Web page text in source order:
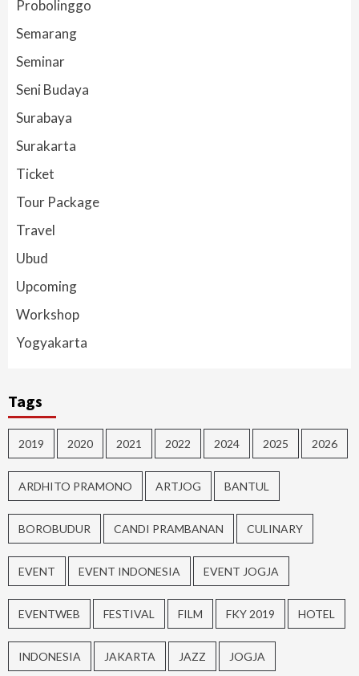
Probolinggo
Semarang
Seminar
Seni Budaya
Surabaya
Surakarta
Ticket
Tour Package
Travel
Ubud
Upcoming
Workshop
Yogyakarta
Tags
2019 2020 2021 2022 2024 2025 2026
ARDHITO PRAMONO ARTJOG BANTUL
BOROBUDUR CANDI PRAMBANAN CULINARY
EVENT EVENT INDONESIA EVENT JOGJA
EVENTWEB FESTIVAL FILM FKY 2019 HOTEL
INDONESIA JAKARTA JAZZ JOGJA